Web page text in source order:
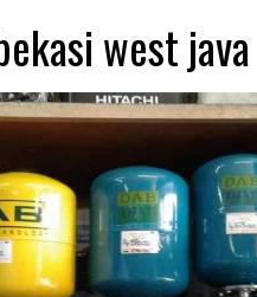
west